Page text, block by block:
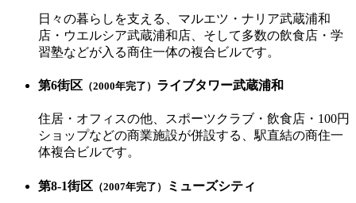
日々の暮らしを支える、マルエツ・ナリア武蔵浦和
店・ウエルシア武蔵浦和店、そして多数の飲食店・学
習塾などが入る商住一体の複合ビルです。
第6街区 （2000年完了） ライブタワー武蔵浦和
住居・オフィスの他、スポーツクラブ・飲食店・100円
ショップなどの商業施設が併設する、駅直結の商住一
体複合ビルです。
第8-1街区 （2007年完了） ミューズシティ